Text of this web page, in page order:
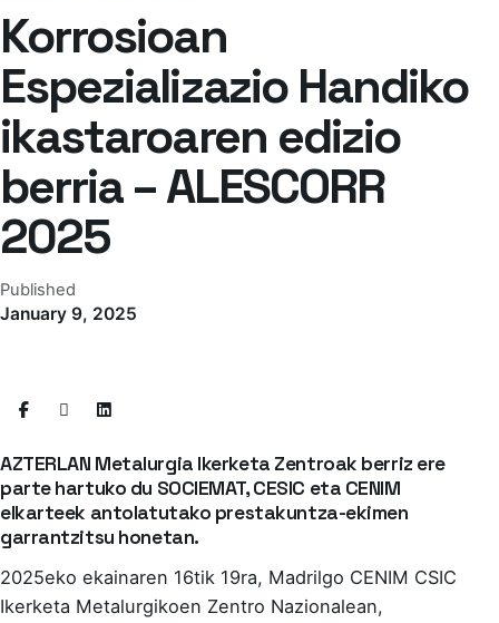
Korrosioan
Espezializazio Handiko
ikastaroaren edizio
berria – ALESCORR
2025
Published
January 9, 2025
AZTERLAN Metalurgia Ikerketa Zentroak berriz ere
parte hartuko du SOCIEMAT, CESIC eta CENIM
elkarteek antolatutako prestakuntza-ekimen
garrantzitsu honetan.
2025eko ekainaren 16tik 19ra, Madrilgo CENIM CSIC
Ikerketa Metalurgikoen Zentro Nazionalean,